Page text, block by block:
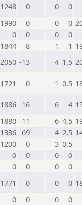
1248 0 0
0
1990 0 0 0
0 0 0
0
1844 8 1 1
2050 -13 4 1,5
1721 0 1 0,5
1886 16 6 4
1880 11 6 4,5
1336 69 4 2,5
1200 0 3 0,5
0 0 0
0
0 0 0
0
1771 0 0 0
0 0 0 0